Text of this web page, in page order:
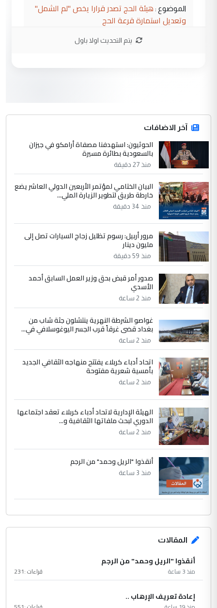
الموضوع : هيئة الحج تصدر قرارا يخص "لم الشمل"
وتعديل استمارة قرعة الحج
المشترك لا تستهدف أية دولة ومفتوحة لانضمام
الدول الشقيقة
4 يوسف غزوان عصمت
التعليق : بكالوريوس فيزياء طبية متزوج و
زوجتي أيضا بكالوريوس سكني بغداد أرغب في
إكمال دراستي داخل ...
الموضوع :
السعودية توافق على الاستمرار في
جامعاتها سنويا
عبد الأمير جاسم هليل
نتشرف بلقاء السيد احمد الصافي في العتبات
الحسنية لزرع ...
الموضوع :مكتب السيد احمد الصافي : لا يوجود
لدينا اي حساب على الفيس بوك وتويتر
يتم التحديث اولا باول
آخر الاضافات
الحوثيون: استهدفنا مصفاة أرامكو في جيزان
بالسعودية بطائرة مسيرة
منذ 27 دقيقة
البيان الختامي لمؤتمر الأربعين الدولي العاشر يضع
خارطة طريق لتطوير الزيارة الملي...
منذ 34 دقيقة
مرور أربيل: رسوم تظليل زجاج السيارات تصل إلى
مليون دينار
منذ 59 دقيقة
صدور أمر قبض بحق وزير العمل السابق أحمد
الأسدي
منذ 2 ساعة
غواصو الشرطة النهرية ينتشلون جثة شاب من
بغداد قضى غرقاً قرب الجسر اليوغوسلافي في...
منذ 2 ساعة
اتحاد أدباء كربلاء يفتتح منهاجه الثقافي الجديد
بأمسية شعرية مفتوحة
منذ 2 ساعة
الهيئة الإدارية لاتحاد أدباء كربلاء تعقد اجتماعها
الدوري لبحث ملفاتها الثقافية و...
منذ 2 ساعة
أنقذوا "الريل وحمد" من الرجم
منذ 3 ساعة
المقالات
أنقذوا "الريل وحمد" من الرجم
منذ 3 ساعة قراءات :231
إعادة تعريف الإرهاب ..